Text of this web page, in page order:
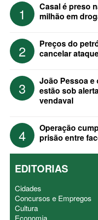
1
Casal é preso
milhão em
2
Preços do
cancelar
3
João Pessoa e
estão sob
vendaval
4
Operação
prisão entre
EDITORIAS
Cidades
Concursos e Empregos
Cultura
Economia